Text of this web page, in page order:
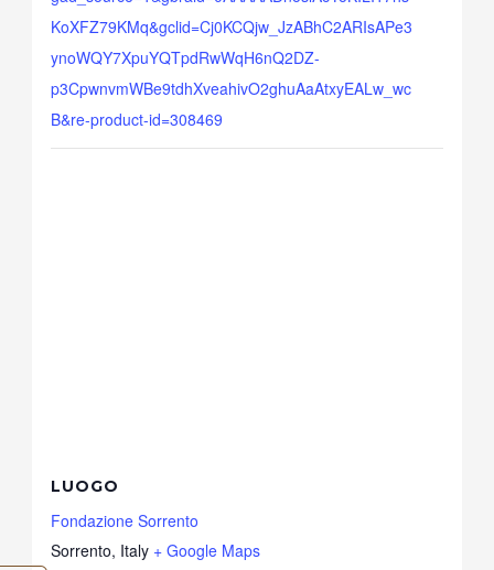
KoXFZ79KMq&gclid=Cj0KCQjw_JzABhC2ARIsAPe3
ynoWQY7XpuYQTpdRwWqH6nQ2DZ-
p3CpwnvmWBe9tdhXveahivO2ghuAaAtxyEALw_wc
B&re-product-id=308469
LUOGO
Fondazione Sorrento
Sorrento, Italy + Google Maps